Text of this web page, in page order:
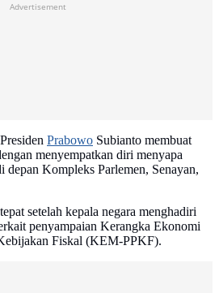
Advertisement
Presiden Prabowo Subianto membuat
menyempatkan diri menyapa
depan Kompleks Parlemen, Senayan,
setelah kepala negara menghadiri
penyampaian Kerangka Ekonomi
Fiskal (KEM-PPKF).